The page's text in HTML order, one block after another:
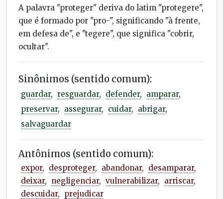
A palavra "proteger" deriva do latim "protegere",
que é formado por "pro-", significando "à frente,
em defesa de", e "tegere", que significa "cobrir,
ocultar".
Sinônimos (sentido comum):
guardar, resguardar, defender, amparar,
preservar, assegurar, cuidar, abrigar,
salvaguardar
Antônimos (sentido comum):
expor, desproteger, abandonar, desamparar,
deixar, negligenciar, vulnerabilizar, arriscar,
descuidar, prejudicar